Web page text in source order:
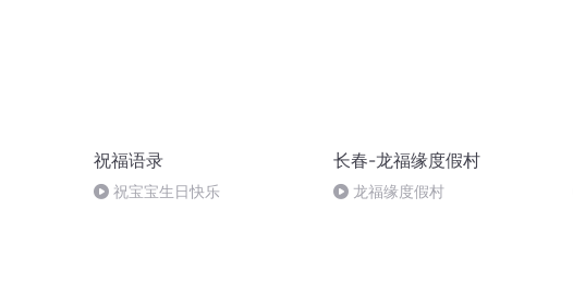
祝福语录
祝宝宝生日快乐
长春-龙福缘度假村
龙福缘度假村